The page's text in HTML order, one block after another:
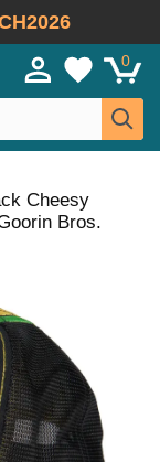
0
Cheesy
Bros.